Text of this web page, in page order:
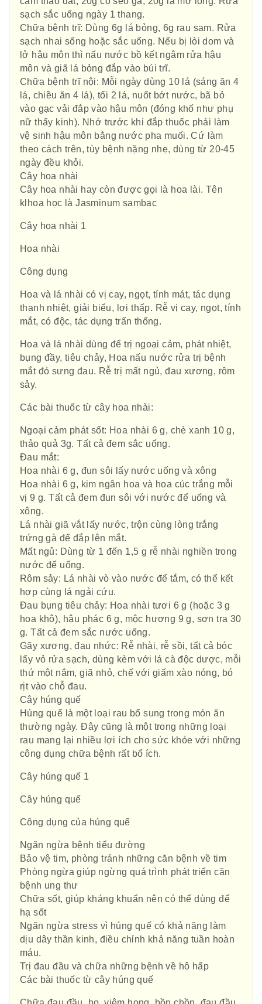
sạch sắc uống ngày 1 thang.
Chữa bệnh trĩ: Dùng 6g lá bỏng, 6g rau sam. Rửa
sạch nhai sống hoặc sắc uống. Nếu bị lòi dom và
lở hậu môn thì nấu nước bồ kết ngâm rửa hậu
môn và giã lá bỏng đắp vào búi trĩ.
Chữa bệnh trĩ nội: Mỗi ngày dùng 10 lá (sáng ăn 4
lá, chiều ăn 4 lá), tối 2 lá, nuốt bớt nước, bã bỏ
vào gạc vải đắp vào hậu môn (đóng khố như phụ
nữ thấy kinh). Nhớ trước khi đắp thuốc phải làm
vệ sinh hậu môn bằng nước pha muối. Cứ làm
theo cách trên, tùy bệnh nặng nhẹ, dùng từ 20-45
ngày đều khỏi.
Cây hoa nhài
Cây hoa nhài hay còn được gọi là hoa lài. Tên
klhoa học là Jasminum sambac
Cây hoa nhài 1
Hoa nhài
Công dụng
Hoa và lá nhài có vị cay, ngọt, tính mát, tác dụng
thanh nhiệt, giải biểu, lợi thấp. Rễ vị cay, ngọt, tính
mắt, có độc, tác dụng trấn thống.
Hoa và lá nhài dùng để trị ngoại cảm, phát nhiệt,
bụng đầy, tiêu chảy, Hoa nấu nước rửa trị bệnh
mắt đỏ sưng đau. Rễ trị mất ngủ, đau xương, rôm
sảy.
Các bài thuốc từ cây hoa nhài:
Ngoại cảm phát sốt: Hoa nhài 6 g, chè xanh 10 g,
thảo quả 3g. Tất cả đem sắc uống.
Đau mắt:
Hoa nhài 6 g, đun sôi lấy nước uống và xông
Hoa nhài 6 g, kim ngân hoa và hoa cúc trắng mỗi
vị 9 g. Tất cả đem đun sôi với nước để uống và
xông.
Lá nhài giã vắt lấy nước, trộn cùng lòng trắng
trứng gà để đắp lên mắt.
Mất ngủ: Dùng từ 1 đến 1,5 g rễ nhài nghiền trong
nước để uống.
Rôm sảy: Lá nhài vò vào nước để tắm, có thể kết
hợp cùng lá ngải cứu.
Đau bụng tiêu chảy: Hoa nhài tươi 6 g (hoặc 3 g
hoa khô), hậu phác 6 g, mộc hương 9 g, sơn tra 30
g. Tất cả đem sắc nước uống.
Gãy xương, đau nhức: Rễ nhài, rễ sồi, tất cả bóc
lấy vỏ rửa sạch, dùng kèm với lá cà độc dược, mỗi
thứ một nắm, giã nhỏ, chế với giấm xào nóng, bó
rịt vào chỗ đau.
Cây húng quế
Húng quế là một loại rau bổ sung trong món ăn
thường ngày. Đây cũng là một trong những loại
rau mang lại nhiều lợi ích cho sức khỏe với những
công dụng chữa bệnh rất bổ ích.
Cây húng quế 1
Cây húng quế
Công dụng của húng quế
Ngăn ngừa bệnh tiểu đường
Bảo vệ tim, phòng tránh những căn bệnh về tim
Phòng ngừa giúp ngừng quá trình phát triển căn
bệnh ung thư
Chữa sốt, giúp kháng khuẩn nên có thể dùng để
hạ sốt
Ngăn ngừa stress vì húng quế có khả năng làm
dịu dây thần kinh, điều chỉnh khả năng tuần hoàn
máu.
Trị đau đầu và chữa những bệnh về hô hấp
Các bài thuốc từ cây húng quế